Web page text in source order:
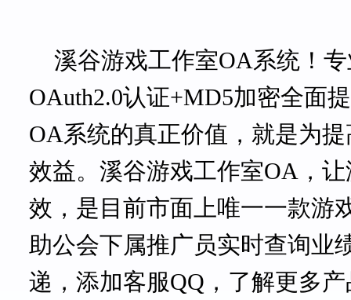
溪谷游戏工作室OA系统 ！
OAuth2.0认证+MD5加密全面
OA系统的真正价值，就是为
效益。 溪谷游戏工作室OA，
效，是目前市面上唯一一款游
助公会下属推广员实时查询业
递，添加客服QQ，了解更多